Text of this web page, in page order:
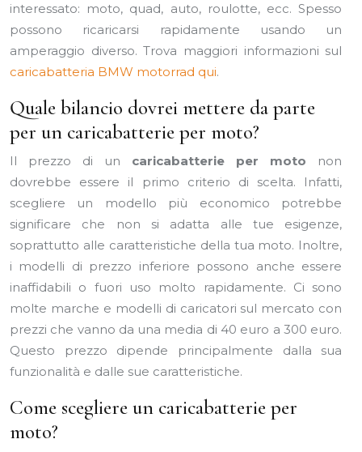
interessato: moto, quad, auto, roulotte, ecc. Spesso
possono ricaricarsi rapidamente usando un
amperaggio diverso. Trova maggiori informazioni sul
caricabatteria BMW motorrad qui.
Quale bilancio dovrei mettere da parte
per un caricabatterie per moto?
Il prezzo di un caricabatterie per moto non
dovrebbe essere il primo criterio di scelta. Infatti,
scegliere un modello più economico potrebbe
significare che non si adatta alle tue esigenze,
soprattutto alle caratteristiche della tua moto. Inoltre,
i modelli di prezzo inferiore possono anche essere
inaffidabili o fuori uso molto rapidamente. Ci sono
molte marche e modelli di caricatori sul mercato con
prezzi che vanno da una media di 40 euro a 300 euro.
Questo prezzo dipende principalmente dalla sua
funzionalità e dalle sue caratteristiche.
Come scegliere un caricabatterie per
moto?